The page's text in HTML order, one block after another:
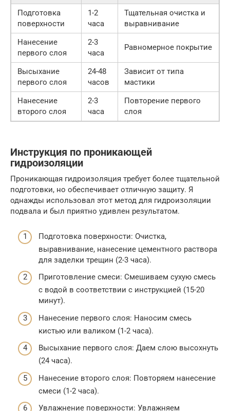
Подготовка
поверхности
1-2
часа
Тщательная очистка и
выравнивание
Нанесение
первого слоя
2-3
часа
Равномерное покрытие
Высыхание
первого слоя
24-48
часов
Зависит от типа
мастики
Нанесение
второго слоя
2-3
часа
Повторение первого
слоя
Инструкция по проникающей
гидроизоляции
Проникающая гидроизоляция требует более тщательной
подготовки, но обеспечивает отличную защиту. Я
однажды использовал этот метод для гидроизоляции
подвала и был приятно удивлен результатом.
Подготовка поверхности: Очистка,
выравнивание, нанесение цементного раствора
для заделки трещин (2-3 часа).
Приготовление смеси: Смешиваем сухую смесь
с водой в соответствии с инструкцией (15-20
минут).
Нанесение первого слоя: Наносим смесь
кистью или валиком (1-2 часа).
Высыхание первого слоя: Даем слою высохнуть
(24 часа).
Нанесение второго слоя: Повторяем нанесение
смеси (1-2 часа).
Увлажнение поверхности: Увлажняем